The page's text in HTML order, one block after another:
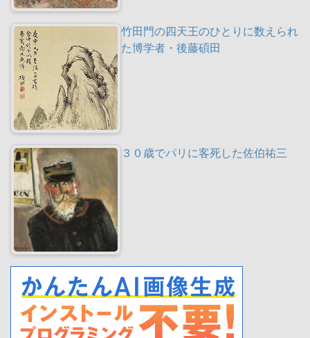
竹田門の四天王のひとりに数えられ
た博学者・後藤碩田
３０歳でパリに客死した佐伯祐三